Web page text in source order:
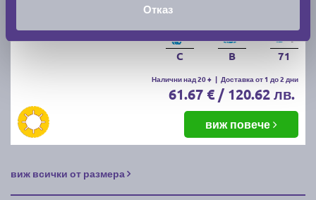
Отказ
Летни гуми MATADOR Hectorra 5 205/55 R16
C B 71
Налични над 20 + | Доставка от 1 до 2 дни
61.67 € / 120.62 лв.
виж повече
виж всички от размера